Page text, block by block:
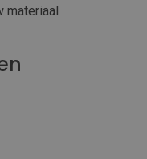
materiaal